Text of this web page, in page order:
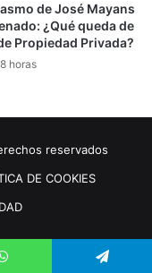
de José Mayans
¿Qué queda de
Propiedad Privada?
horas
reservados
DE COOKIES